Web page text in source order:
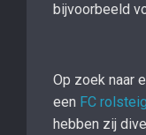
bijvoorbeeld
Op zoek naar
een FC
hebben zij